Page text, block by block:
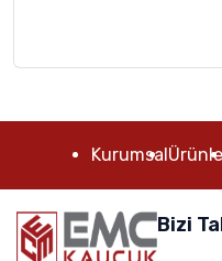
Kurumsal
Bizi